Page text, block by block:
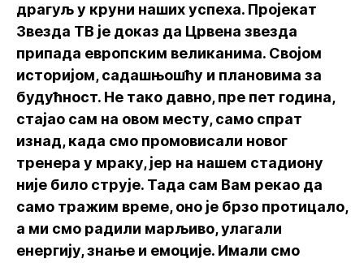
драгуљ у круни наших успеха. Пројекат
Звезда ТВ је доказ да Црвена звезда
припада европским великанима. Својом
историјом, садашњошћу и плановима за
будућност. Не тако давно, пре пет година,
стајао сам на овом месту, само спрат
изнад, када смо промовисали новог
тренера у мраку, јер на нашем стадиону
није било струје. Тада сам Вам рекао да
само тражим време, оно је брзо протицало,
а ми смо радили марљиво, улагали
енергију, знање и емоције. Имали смо